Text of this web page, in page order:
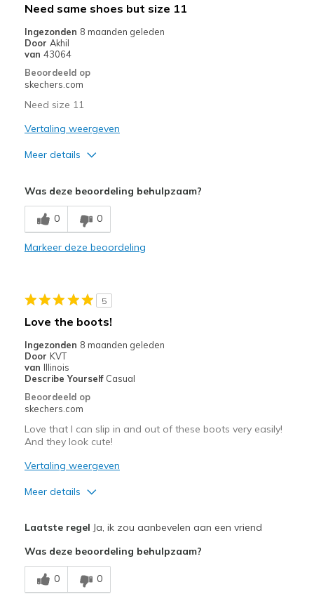
Need same shoes but size 11
Ingezonden 8 maanden geleden
Door Akhil
van 43064
Beoordeeld op
skechers.com
Need size 11
Vertaling weergeven
Meer details
Was deze beoordeling behulpzaam?
0 0
Markeer deze beoordeling
5
Love the boots!
Ingezonden 8 maanden geleden
Door KVT
van Illinois
Describe Yourself Casual
Beoordeeld op
skechers.com
Love that I can slip in and out of these boots very easily!
And they look cute!
Vertaling weergeven
Meer details
Comfortable
Beste toepassingen
Laatste regel Ja, ik zou aanbevelen aan een vriend
Was deze beoordeling behulpzaam?
0 0